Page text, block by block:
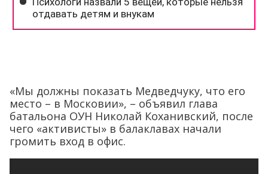
«Мы должны показать Медведчуку, что его
место – в Московии», – объявил глава
батальона ОУН Николай Коханивский, после
чего «активисты» в балаклавах начали
громить вход в офис.